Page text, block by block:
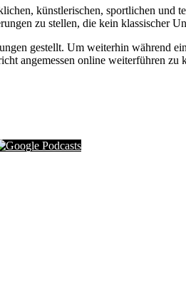
künstlerischen, sportlichen und
zu stellen, die kein klassischer
gestellt. Um weiterhin während
angemessen online weiterführen